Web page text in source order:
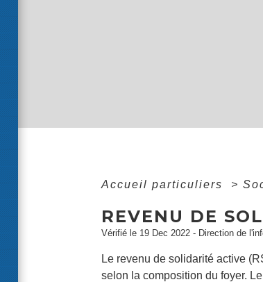
Accueil particuliers >
REVENU DE
Vérifié le 19 Dec 2022 - Direction de
Le revenu de solidarité active
selon la composition du foyer.